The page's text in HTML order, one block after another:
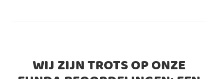
WIJ ZIJN TROTS OP ONZE